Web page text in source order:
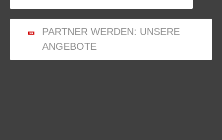
PARTNER WERDEN: UNSERE
ANGEBOTE